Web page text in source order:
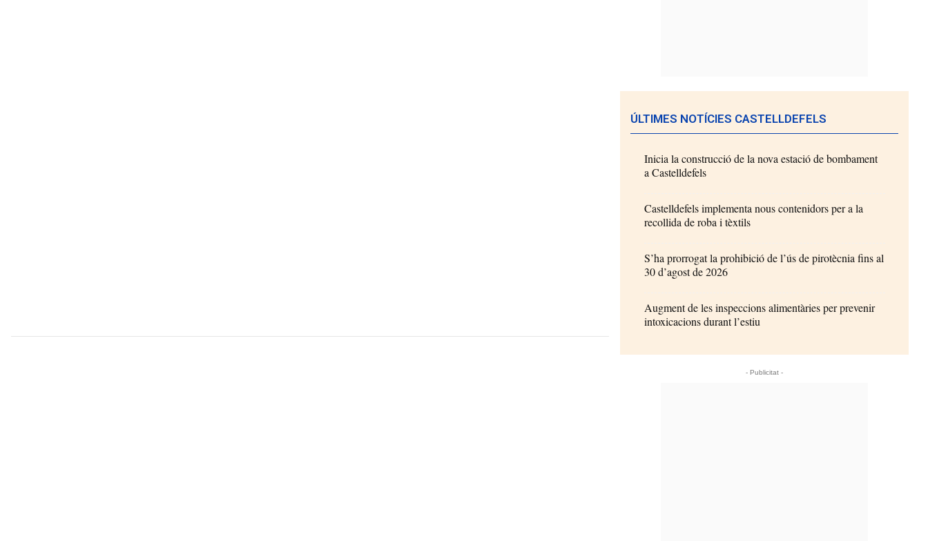
ÚLTIMES NOTÍCIES CASTELLDEFELS
Inicia la construcció de la nova estació de bombament
a Castelldefels
Castelldefels implementa nous contenidors per a la
recollida de roba i tèxtils
S’ha prorrogat la prohibició de l’ús de pirotècnia fins al
30 d’agost de 2026
Augment de les inspeccions alimentàries per prevenir
intoxicacions durant l’estiu
- Publicitat -